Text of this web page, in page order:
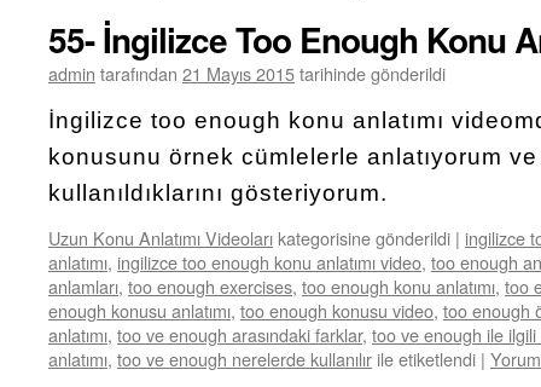
55- İngilizce Too Enough Konu
admin tarafından 21 Mayıs 2015tarihinde gönderildi
İngilizce too enough konu anlatımı
konusunu örnek cümlelerle anlatıyorum
kullanıldıklarını gösteriyorum.
Uzun Konu Anlatımı Videoları kategorisine gönderildi | ingilizce
anlatımı, ingilizce too enough konu anlatımı video, too enough
anlamları, too enough exercises, too enough konu anlatımı, too
enough konusu anlatımı, too enough konusu video, too enough
anlatımı, too ve enough arasındaki farklar, too ve enough ile
anlatımı, too ve enough nerelerde kullanılır ile etiketlendi |